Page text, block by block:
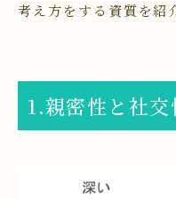
考え方をする資質を紹
1.親密性と社交